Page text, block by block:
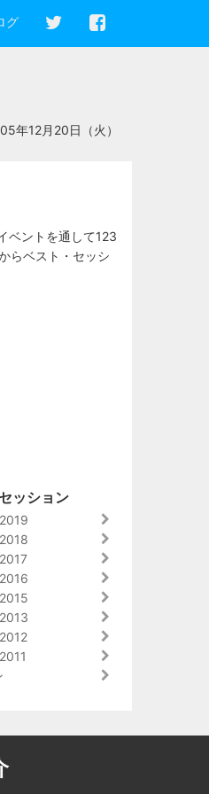
グ
年12月20日（火）
ベントを通して123
らベスト・セッシ
ッション